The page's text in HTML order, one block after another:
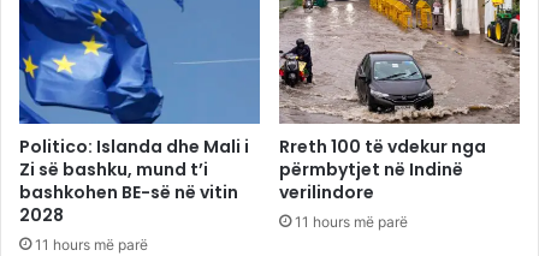
Politico: Islanda dhe Mali i
Zi së bashku, mund t’i
bashkohen BE-së në vitin
2028
11 hours më parë
Rreth 100 të vdekur nga
përmbytjet në Indinë
verilindore
11 hours më parë